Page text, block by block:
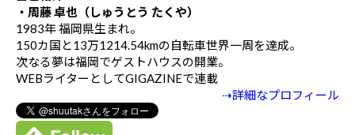
・周藤 卓也（しゅうとう たくや）
1983年 福岡県生まれ。
150カ国と13万1214.54kmの自転車世界一周を達成。
次なる夢は福岡でゲストハウスの開業。
WEBライターとしてGIGAZINEで連載
⇢詳細なプロフィール